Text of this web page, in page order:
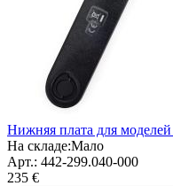
Нижняя плата для
На складе:Мало
Арт.: 442-299.040-000
235 €